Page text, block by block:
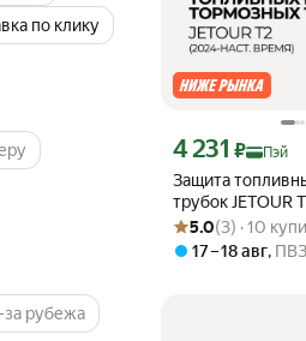
по клику
за рубежа
Защита
трубок JETOUR
JETOUR T2,
Цена с картой
4 231 ₽ Пэй
Рейтинг товара: 5.0
Оценок: (3) · 10
5.0(3) · 10
17 – 18 авг, ПВЗ